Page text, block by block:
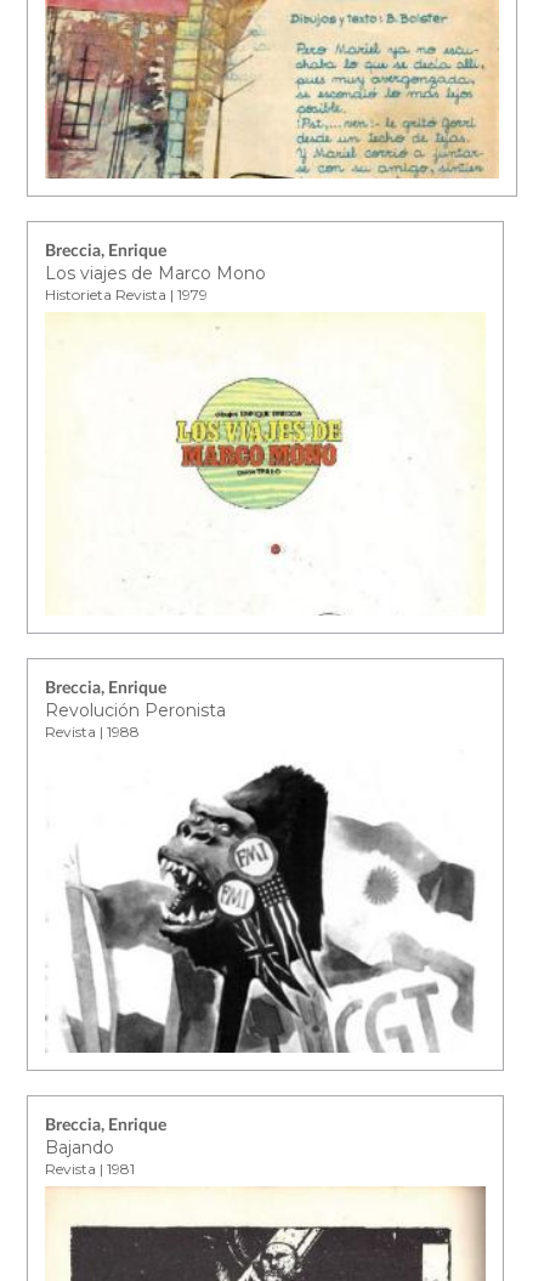
Breccia, Enrique
Los viajes de Marco Mono
Historieta Revista | 1979
Breccia, Enrique
Revolución Peronista
Revista | 1988
Breccia, Enrique
Bajando
Revista | 1981